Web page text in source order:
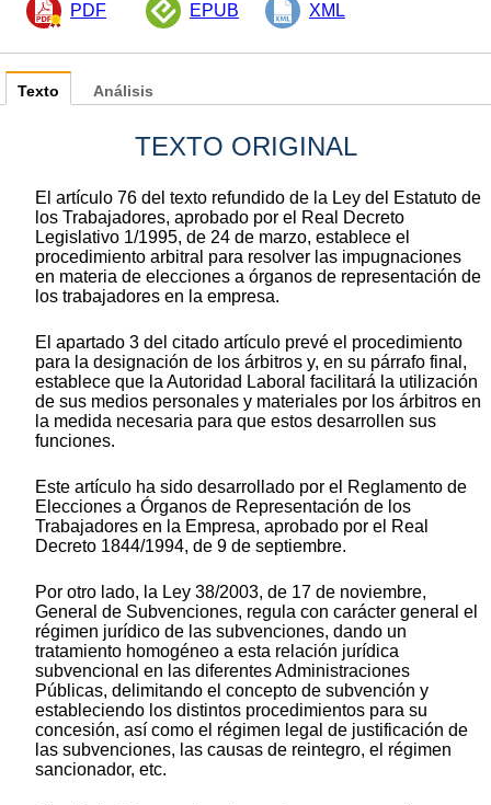
PDF EPUB XML
Texto
TEXTO ORIGINAL
El artículo 76 del texto refundido de la Ley del Estatuto de
los Trabajadores, aprobado por el Real Decreto
Legislativo 1/1995, de 24 de marzo, establece el
procedimiento arbitral para resolver las impugnaciones
en materia de elecciones a órganos de representación de
los trabajadores en la empresa.
El apartado 3 del citado artículo prevé el procedimiento
para la designación de los árbitros y, en su párrafo final,
establece que la Autoridad Laboral facilitará la utilización
de sus medios personales y materiales por los árbitros en
la medida necesaria para que estos desarrollen sus
funciones.
Este artículo ha sido desarrollado por el Reglamento de
Elecciones a Órganos de Representación de los
Trabajadores en la Empresa, aprobado por el Real
Decreto 1844/1994, de 9 de septiembre.
Por otro lado, la Ley 38/2003, de 17 de noviembre,
General de Subvenciones, regula con carácter general el
régimen jurídico de las subvenciones, dando un
tratamiento homogéneo a esta relación jurídica
subvencional en las diferentes Administraciones
Públicas, delimitando el concepto de subvención y
estableciendo los distintos procedimientos para su
concesión, así como el régimen legal de justificación de
las subvenciones, las causas de reintegro, el régimen
sancionador, etc.
Análisis